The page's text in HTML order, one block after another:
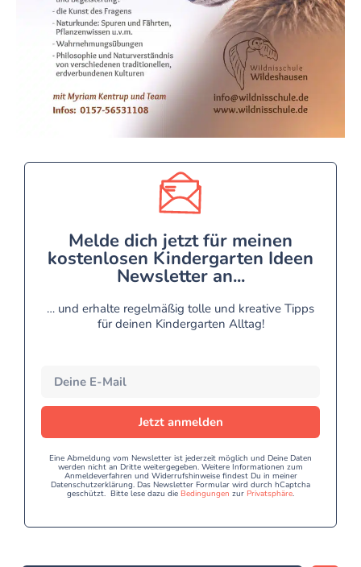
Melde dich jetzt für meinen
kostenlosen Kindergarten Ideen
Newsletter an...
… und erhalte regelmäßig tolle und kreative Tipps
für deinen Kindergarten Alltag!
Jetzt anmelden
Eine Abmeldung vom Newsletter ist jederzeit möglich und Deine Daten
werden nicht an Dritte weitergegeben. Weitere Informationen zum
Anmeldeverfahren und Widerrufshinweise findest Du in meiner
Datenschutzerklärung. Das Newsletter Formular wird durch hCaptcha
geschützt. Bitte lese dazu die Bedingungen zur Privatsphäre.